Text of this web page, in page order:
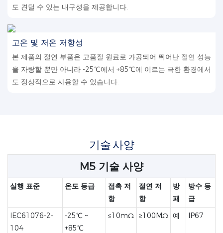
도 견딜 수 있는 내구성을 제공합니다.
고온 및 저온 저항성
본 제품의 절연 부품은 고품질 원료로 가공되어 뛰어난 절연 성능
을 자랑할 뿐만 아니라 -25℃에서 +85℃에 이르는 극한 환경에서
도 정상적으로 사용할 수 있습니다.
기술 사양
M5 기술 사양
실행 표준 온도 등급
접촉 저
항
절연 저
항
방
패
방수 등
급
IEC61076-2-
104
-25℃ ~
+85℃
≤10mΩ ≥100MΩ 예 IP67